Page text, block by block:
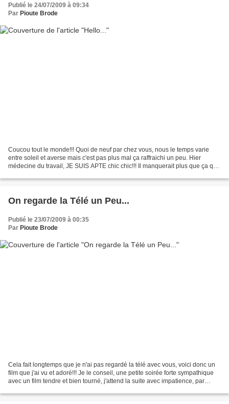
Publié le 24/07/2009 à 09:34
Par Pioute Brode
Coucou tout le monde!!! Quoi de neuf par chez vous, nous le temps varie
entre soleil et averse mais c'est pas plus mal ça raffraichi un peu. Hier
médecine du travail, JE SUIS APTE chic chic!!! Il manquerait plus que ça que
On regarde la Télé un Peu...
Publié le 23/07/2009 à 00:35
Par Pioute Brode
Cela fait longtemps que je n'ai pas regardé la télé avec vous, voici donc un
film que j'ai vu et adoré!!! Je le conseil, une petite soirée forte sympathique
avec un film tendre et bien tourné, j'attend la suite avec impatience, par